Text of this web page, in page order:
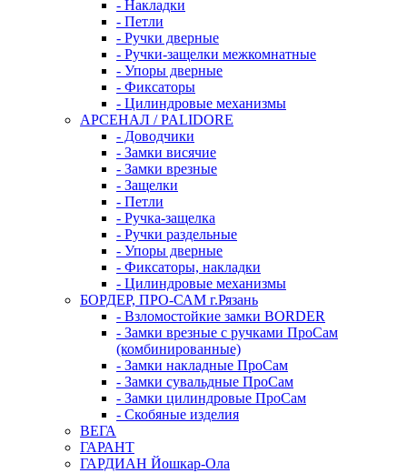
- Накладки
- Петли
- Ручки дверные
- Ручки-защелки межкомнатные
- Упоры дверные
- Фиксаторы
- Цилиндровые механизмы
АРСЕНАЛ / PALIDORE
- Доводчики
- Замки висячие
- Замки врезные
- Защелки
- Петли
- Ручка-защелка
- Ручки раздельные
- Упоры дверные
- Фиксаторы, накладки
- Цилиндровые механизмы
БОРДЕР, ПРО-САМ г.Рязань
- Взломостойкие замки BORDER
- Замки врезные с ручками ПроСам
(комбинированные)
- Замки накладные ПроСам
- Замки сувальдные ПроСам
- Замки цилиндровые ПроСам
- Скобяные изделия
ВЕГА
ГАРАНТ
ГАРДИАН Йошкар-Ола